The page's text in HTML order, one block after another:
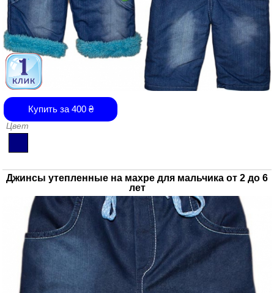
Купить за 400₴
Цвет
Джинсы утепленные на махре для мальчика от 2 до 6
лет